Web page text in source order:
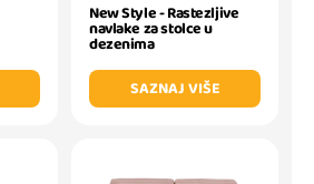
New Style - Rastezljive
navlake za stolce u
dezenima
SAZNAJ VIŠE